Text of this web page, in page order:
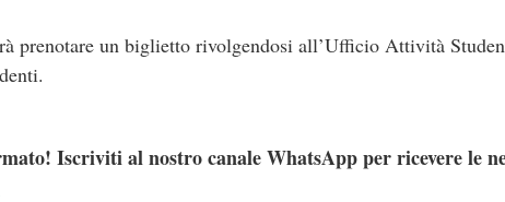
prenotare un biglietto rivolgendosi all’Ufficio Attività
Iscriviti al nostro canale WhatsApp per ricevere le